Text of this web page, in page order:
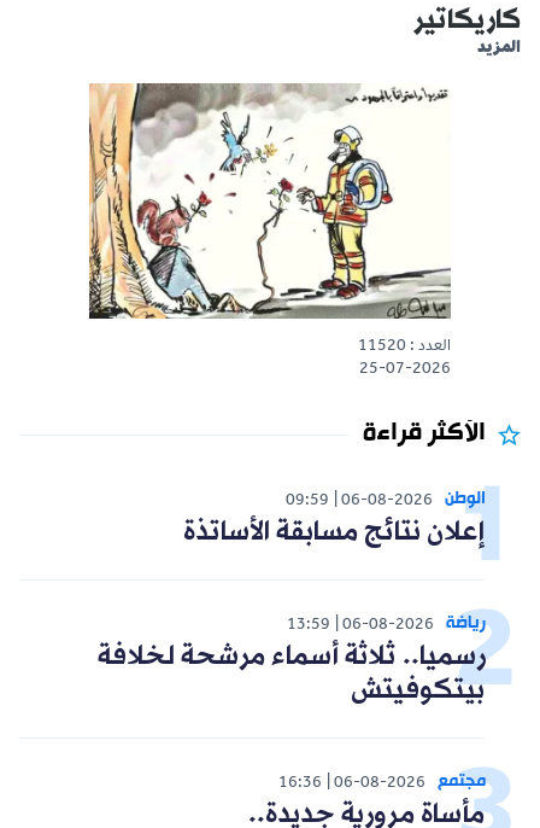
كاريكاتير
المزيد
العدد : 11520
25-07-2026
الأكثر قراءة
الوطن 06-08-2026
09:59
إعلان نتائج مسابقة الأساتذة
رياضة 06-08-2026
13:59
رسميا.. ثلاثة أسماء مرشحة لخلافة
بيتكوفيتش
مجتمع 06-08-2026
16:36
مأساة مرورية جديدة..